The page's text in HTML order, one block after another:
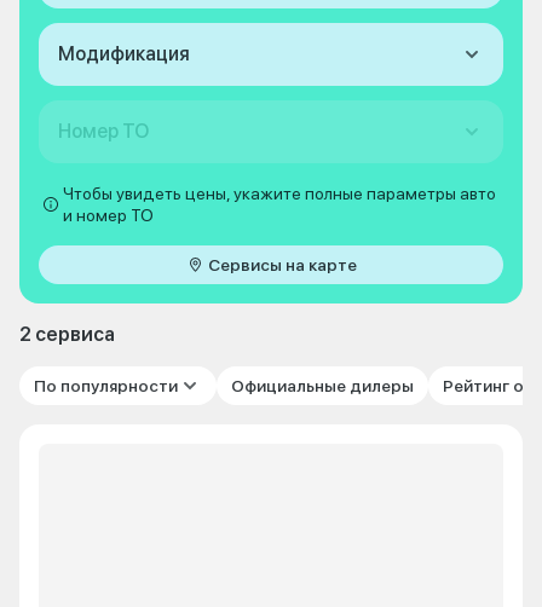
Модификация
Номер ТО
Чтобы увидеть цены, укажите полные параметры авто
и номер ТО
Сервисы на карте
2 сервиса
По популярности Официальные дилеры Рейтинг